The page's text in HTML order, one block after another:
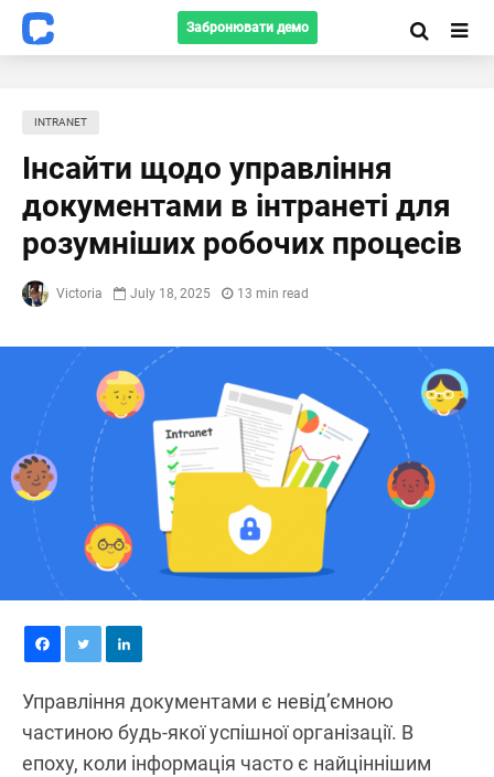
Забронювати демо
INTRANET
Інсайти щодо управління
документами в інтранеті для
розумніших робочих процесів
Victoria July 18, 2025 13 min read
Управління документами є невід’ємною
частиною будь-якої успішної організації. В
епоху, коли інформація часто є найціннішим